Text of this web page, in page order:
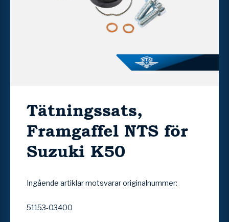
Tätningssats,
Framgaffel NTS för
Suzuki K50
Ingående artiklar motsvarar originalnummer:
51153-03400